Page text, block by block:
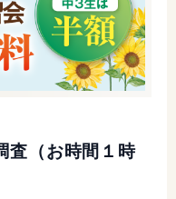
査（お時間１時